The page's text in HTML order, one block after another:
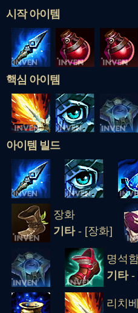
시작 아이템
핵심 아이템
아이템 빌드
장화
기타- [장화]
명석
기타-
리치